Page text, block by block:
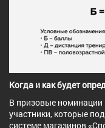
Когда и как будет
В призовые номинации
участники, которые
системе магазинов